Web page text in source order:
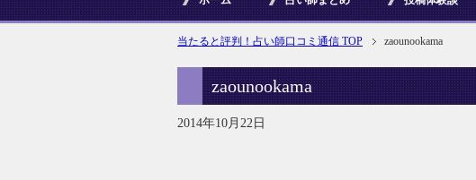
当たると評判！占い師口コミ通信 TOP zaounookama
zaounookama
2014年10月22日